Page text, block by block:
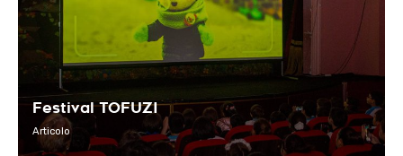
Festival TOFUZI
Articolo